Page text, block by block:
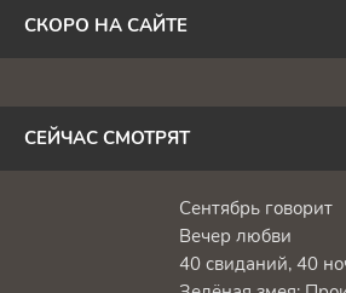
СКОРО НА САЙТЕ
СЕЙЧАС СМОТРЯТ
Сентябрь говорит
Вечер любви
40 свиданий, 40